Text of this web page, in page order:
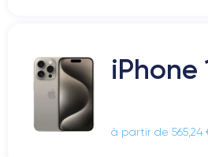
iPhone
à partir de 565,24